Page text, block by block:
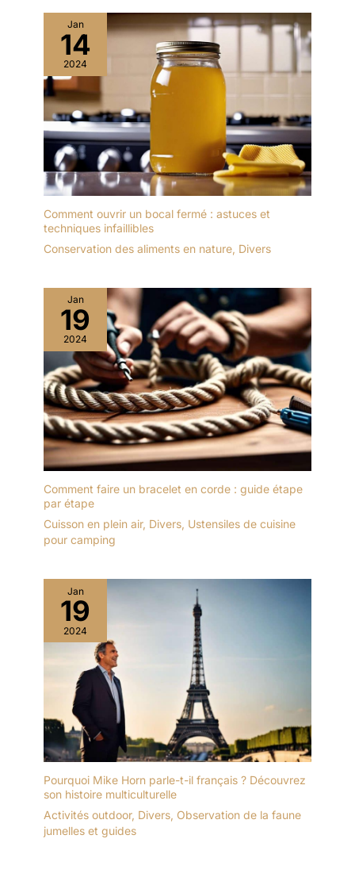
suspendre, facilitant ainsi
leur séchage complet et
leur rangement. Facile à
nettoyer : mettez la
brosse dans le diluant
pour la faire tremper pour
le nettoyage, ou utilisez
de l'eau tiède pour la
faire tremper, poussez
les poils, nettoyez et
séchez, puis continuez à
utiliser. Large application
: que vous peigniez des
des clôtures, ce pinceau
préférée. Convient à tous
types de peintures,
peintures solubles dans
l'eau. Conseil : Lavez-le
immédiatement après
utilisation. Taille :
L’ensemble inclut 3
pinceaux de tailles
différentes : un pinceau
de 1, 1.5 et 2 pouce large.
Cette variété offre une
flexibilité optimale pour
choisir l’outil le mieux
Jan
14
2024
Comment ouvrir un bocal fermé : astuces et
techniques infaillibles
Conservation des aliments en nature, Divers
Jan
19
2024
Comment faire un bracelet en corde : guide étape
par étape
Cuisson en plein air, Divers, Ustensiles de cuisine
pour camping
Jan
19
2024
Pourquoi Mike Horn parle-t-il français ? Découvrez
son histoire multiculturelle
Activités outdoor, Divers, Observation de la faune
jumelles et guides